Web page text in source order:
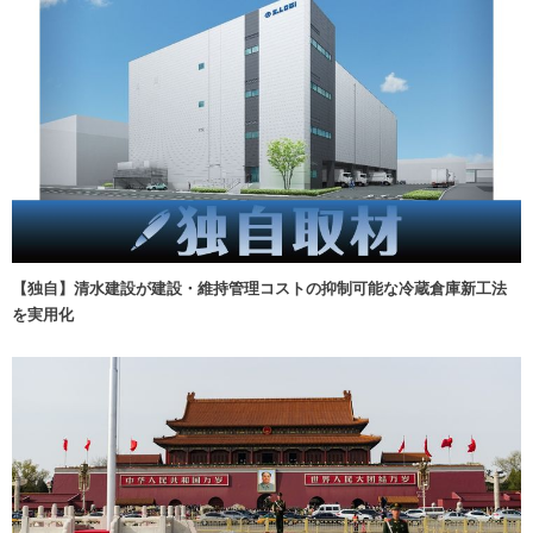
【独自】清水建設が建設・維持管理コストの抑制可能な冷蔵倉庫新工法
を実用化